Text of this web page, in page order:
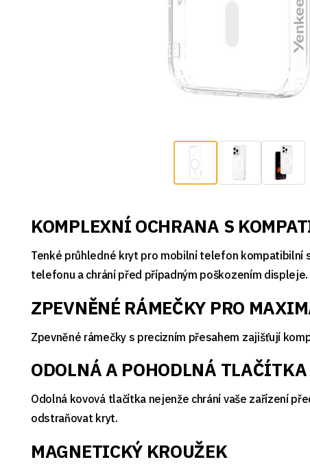
KOMPLEXNÍ OCHRANA S
Tenké průhledné kryt pro mobilní telefon kompatibilní
telefonu a chrání před případným poškozením displeje.
ZPEVNĚNÉ RÁMEČKY PRO
Zpevněné rámečky s precizním přesahem zajišťují
ODOLNÁ A POHODLNÁ TLAČÍTKA
Odolná kovová tlačítka nejenže chrání vaše zařízení
odstraňovat kryt.
MAGNETICKÝ KROUŽEK